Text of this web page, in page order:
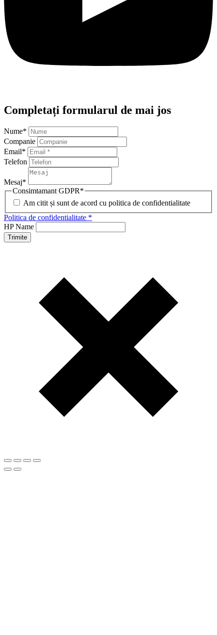
Completați formularul de mai jos
Nume*
Companie
Email*
Telefon
Mesaj*
Consimtamant GDPR*
Am citit și sunt de acord cu politica de confidentialitate
Politica de confidentialitate *
HP Name
Trimite